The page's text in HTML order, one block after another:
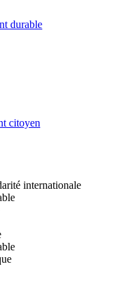
durable
citoyen
internationale